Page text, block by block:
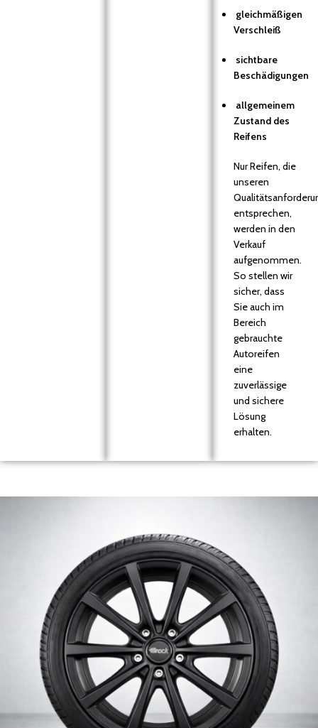
gleichmäßigen
Verschleiß
sichtbare
Beschädigungen
allgemeinem
Zustand des
Reifens
Nur Reifen, die
unseren
entsprechen,
werden in den
Verkauf
aufgenommen.
So stellen wir
sicher, dass
Sie auch im
Bereich
gebrauchte
Autoreifen
eine
zuverlässige
und sichere
Lösung
erhalten.